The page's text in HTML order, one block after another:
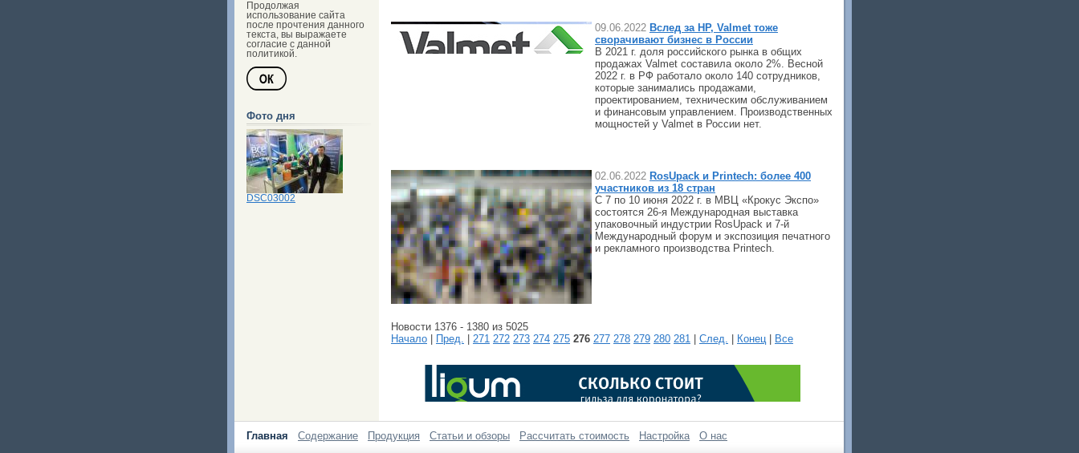
Продолжая
использование сайта
после прочтения данного
текста, вы выражаете
согласие с данной
политикой.
Фото дня
DSC03002
09.06.2022 Вслед за HP, Valmet тоже
сворачивают бизнес в России
В 2021 г. доля российского рынка в общих
продажах Valmet составила около 2%. Весной
2022 г. в РФ работало около 140 сотрудников,
которые занимались продажами,
проектированием, техническим обслуживанием
и финансовым управлением. Производственных
мощностей у Valmet в России нет.
02.06.2022 RosUpack и Printech: более 400
участников из 18 стран
C 7 по 10 июня 2022 г. в МВЦ «Крокус Экспо»
состоятся 26-я Международная выставка
упаковочный индустрии RosUpack и 7-й
Международный форум и экспозиция печатного
и рекламного производства Printech.
Новости 1376 - 1380 из 5025
Начало
Пред. 271 272 273 274 275 276 277 278 279 280 281 След. Конец Все
Главная Содержание Продукция Статьи и обзоры Рассчитать стоимость Настройка О нас